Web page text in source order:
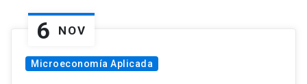
6 NOV
Microeconomía Aplicada